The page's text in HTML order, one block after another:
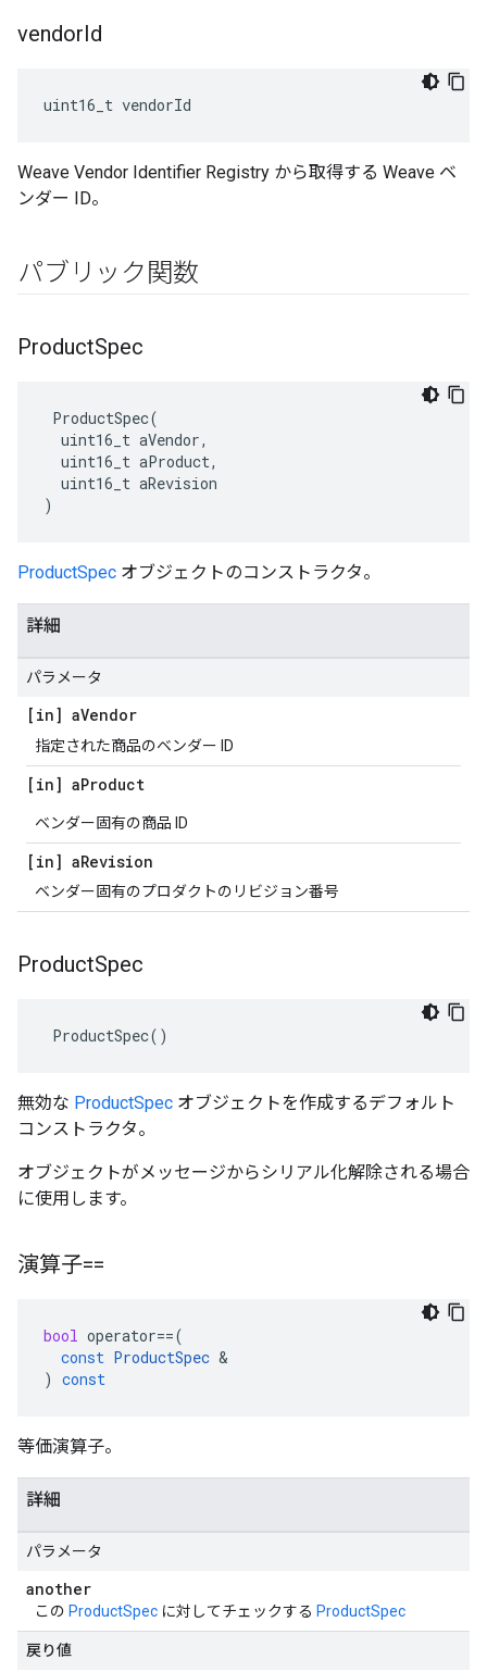
vendorId
uint16_t vendorId
Weave Vendor Identifier Registry から取得する Weave ベ
ンダー ID。
パブリック関数
ProductSpec
ProductSpec(
  uint16_t aVendor,
  uint16_t aProduct,
  uint16_t aRevision
)
ProductSpec オブジェクトのコンストラクタ。
詳細
パラメータ
[in] aVendor
指定された商品のベンダー ID
[in] aProduct
ベンダー固有の商品 ID
[in] aRevision
ベンダー固有のプロダクトのリビジョン番号
ProductSpec
ProductSpec()
無効な ProductSpec オブジェクトを作成するデフォルト
コンストラクタ。
オブジェクトがメッセージからシリアル化解除される場合
に使用します。
演算子==
bool operator==(
const ProductSpec &
) const
等価演算子。
詳細
パラメータ
another
この ProductSpec に対してチェックする ProductSpec
戻り値